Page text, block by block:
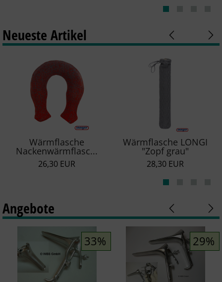
Neueste Artikel
Wärmflasche
Nackenwärmflasc...
26,30 EUR
Wärmflasche LONGI
"Zopf grau"
28,30 EUR
Angebote
33% 29%